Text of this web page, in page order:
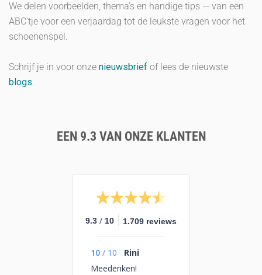
We delen voorbeelden, thema’s en handige tips — van een
ABC’tje voor een verjaardag tot de leukste vragen voor het
schoenenspel.
Schrijf je in voor onze nieuwsbrief of lees de nieuwste
blogs.
EEN 9.3 VAN ONZE KLANTEN
9.3 / 10 1.709 reviews
10 / 10
Rini
Meedenken!